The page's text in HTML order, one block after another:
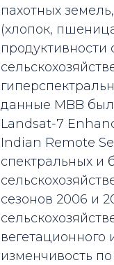
пахотных
(хлопок,
продуктивности
данные MBB
Landsat-7
Indian Remote
спектральных и
сезонов 2006 и
изменчивость